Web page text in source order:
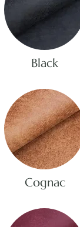
Black
Cognac